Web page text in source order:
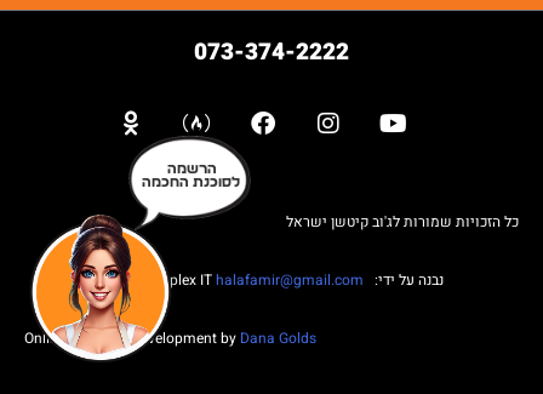
073-374-2222
כל הזכויות שמורות לג'וב קיטשן ישראל
נבנה על ידי: Web complex IT halafamir@gmail.com
Online Business Development by Dana Golds
הרשמה
לסוכנת החכמה